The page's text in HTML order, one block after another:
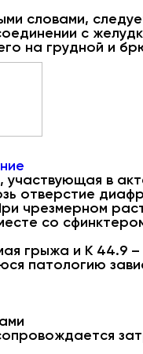
словами,
с
на грудной и
в
отверстие
чрезмерном
со
грыжа и К 44.9
патологию